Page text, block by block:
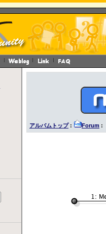
アルバムトップ: Forum :